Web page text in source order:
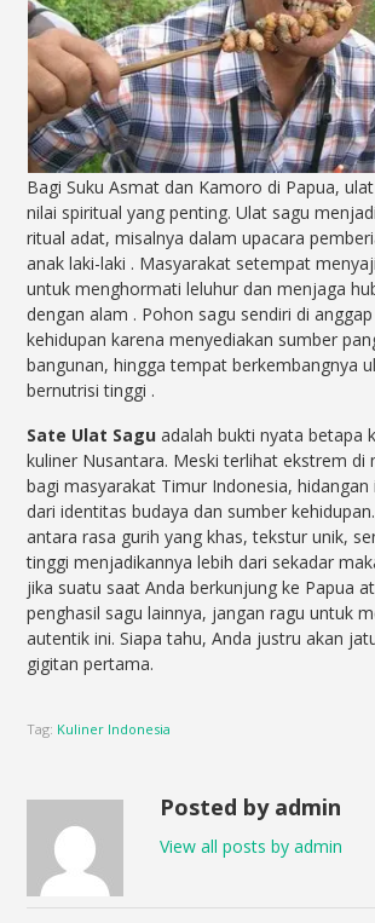
Bagi Suku Asmat dan Kamoro di Papua,
nilai spiritual yang penting. Ulat sagu
ritual adat, misalnya dalam upacara
anak laki-laki . Masyarakat setempat
untuk menghormati leluhur dan menjaga
dengan alam . Pohon sagu sendiri di
kehidupan karena menyediakan sumber
bangunan, hingga tempat berkembangnya
bernutrisi tinggi .
Sate Ulat Sagu adalah bukti nyata betapa
kuliner Nusantara. Meski terlihat ekstrem di
bagi masyarakat Timur Indonesia, hidangan
dari identitas budaya dan sumber
antara rasa gurih yang khas, tekstur unik,
tinggi menjadikannya lebih dari sekadar
jika suatu saat Anda berkunjung ke Papua
penghasil sagu lainnya, jangan ragu untuk
autentik ini. Siapa tahu, Anda justru akan
gigitan pertama.
Tag: Kuliner Indonesia
Posted by admin
View all posts by admin